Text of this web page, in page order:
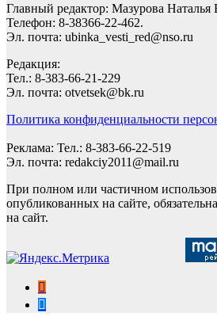
Главный редактор: Мазурова Наталья
Телефон: 8-38366-22-462.
Эл. почта: ubinka_vesti_red@nso.ru
Редакция:
Тел.: 8-383-66-21-229
Эл. почта: otvetsek@bk.ru
Политика конфиденциальности
Реклама: Тел.: 8-383-66-22-519
Эл. почта: redakciy2011@mail.ru
При полном или частичном
опубликованных на сайте,
на сайт.